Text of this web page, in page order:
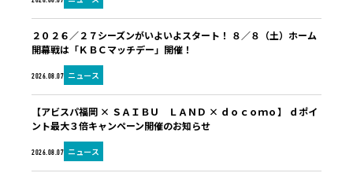
2026.08.07 ニュース
２０２６／２７シーズンがいよいよスタート！ ８／８（土）ホーム
開幕戦は「ＫＢＣマッチデー」開催！
2026.08.07 ニュース
【アビスパ福岡 × ＳＡＩＢＵ ＬＡＮＤ × ｄｏｃｏｍｏ】 ｄポイ
ント最大３倍キャンペーン開催のお知らせ